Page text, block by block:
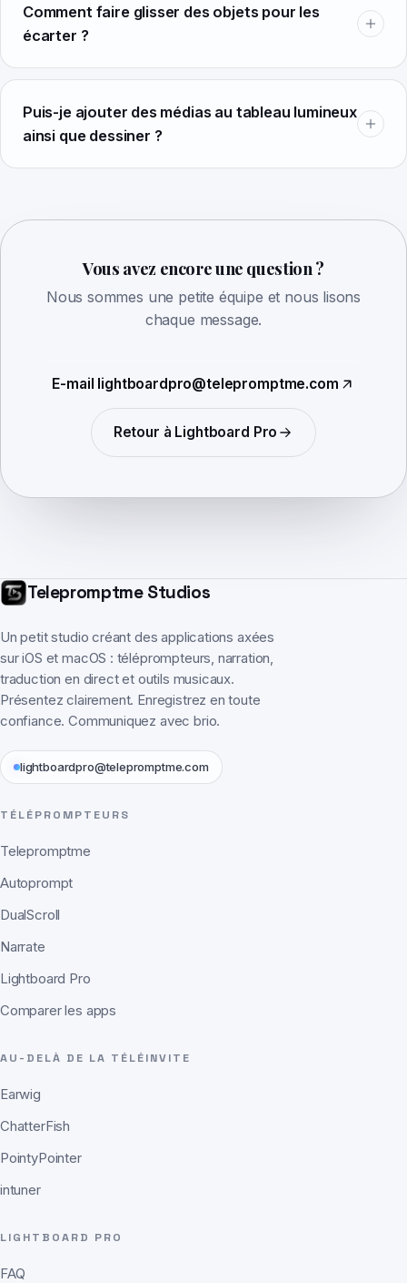
Comment faire glisser des objets pour les
écarter ?
Puis-je ajouter des médias au tableau lumineux
ainsi que dessiner ?
Vous avez encore une question ?
Nous sommes une petite équipe et nous lisons
chaque message.
E-mail lightboardpro@telepromptme.com
Retour à Lightboard Pro
Telepromptme Studios
Un petit studio créant des applications axées
sur iOS et macOS : téléprompteurs, narration,
traduction en direct et outils musicaux.
Présentez clairement. Enregistrez en toute
confiance. Communiquez avec brio.
lightboardpro@telepromptme.com
TÉLÉPROMPTEURS
Telepromptme
Autoprompt
DualScroll
Narrate
Lightboard Pro
Comparer les apps
AU-DELÀ DE LA TÉLÉINVITE
Earwig
ChatterFish
PointyPointer
intuner
LIGHTBOARD PRO
FAQ